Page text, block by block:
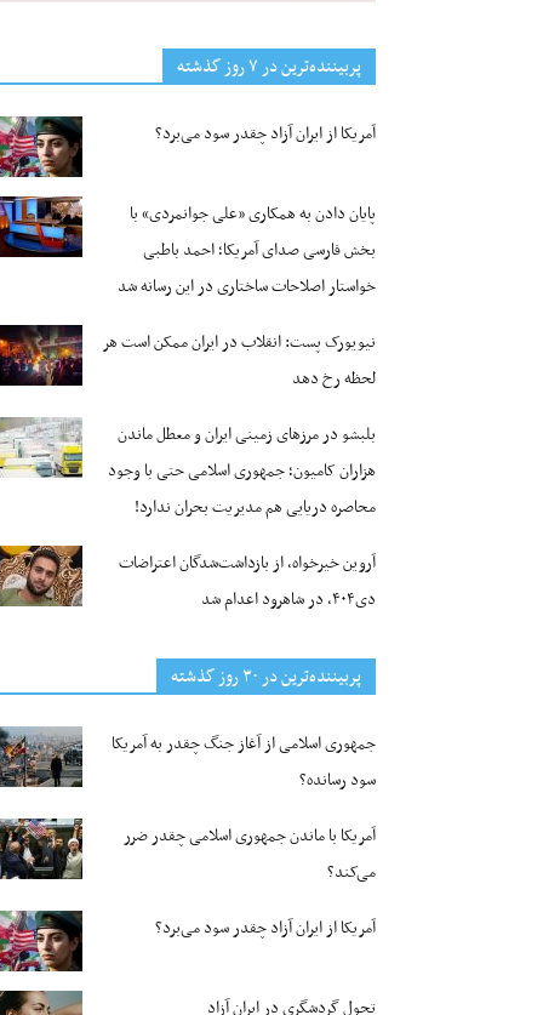
پربیننده‌ترین‌ در ۷ روز گذشته
آمریکا از ایران آزاد چقدر سود می‌برد؟
پایان دادن به همکاری «علی جوانمردی» با
بخش فارسی صدای آمریکا؛ احمد باطبی
خواستار اصلاحات ساختاری در این رسانه شد
نیویورک پست: انقلاب در ایران ممکن است هر
لحظه رخ دهد
بلبشو در مرزهای زمینی ایران و معطل ماندن
هزاران کامیون؛ جمهوری اسلامی حتی با وجود
محاصره دریایی هم مدیریت بحران ندارد!
آروین خیرخواه، از بازداشت‌شدگان اعتراضات
دی۴۰۴، در شاهرود اعدام شد
پربیننده‌ترین‌ در ۳۰ روز گذشته
جمهوری اسلامی از آغاز جنگ چقدر به آمریکا
سود رسانده؟
آمریکا با ماندن جمهوری اسلامی چقدر ضرر
می‌کند؟
آمریکا از ایران آزاد چقدر سود می‌برد؟
تحول گردشگری در ایران آزاد